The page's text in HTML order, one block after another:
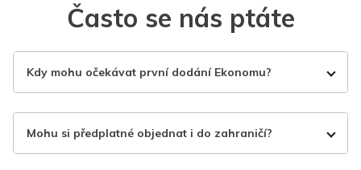
Často se nás ptáte
Kdy mohu očekávat první dodání Ekonomu?
Mohu si předplatné objednat i do zahraničí?